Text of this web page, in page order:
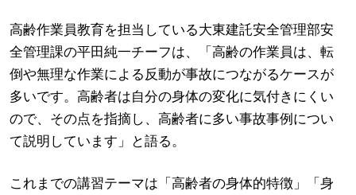
高齢作業員教育を担当している大東建託安全管理部安
全管理課の平田純一チーフは、「高齢の作業員は、転
倒や無理な作業による反動が事故につながるケースが
多いです。高齢者は自分の身体の変化に気付きにくい
ので、その点を指摘し、高齢者に多い事故事例につい
て説明しています」と語る。
これまでの講習テーマは「高齢者の身体的特徴」「身